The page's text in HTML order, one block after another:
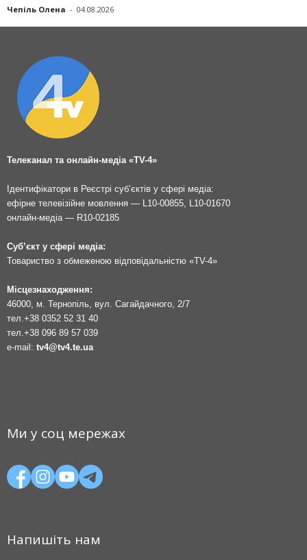
Чепіль Олена - 04.08.2026
Телеканал та онлайн-медіа «TV-4»
Ідентифікатори в Реєстрі суб’єктів у сфері медіа:
ефірне телевізійне мовлення — L10-00855, L10-01670
онлайн-медіа — R10-02185
Суб’єкт у сфері медіа:
Товариство з обмеженою відповідальністю «TV-4»
Місцезнаходження:
46000, м. Тернопіль, вул. Сагайдачного, 2/7
тел.+38 0352 52 31 40
тел.+38 096 89 57 039
e-mail: tv4@tv4.te.ua
Ми у соц мережах
Напишіть нам